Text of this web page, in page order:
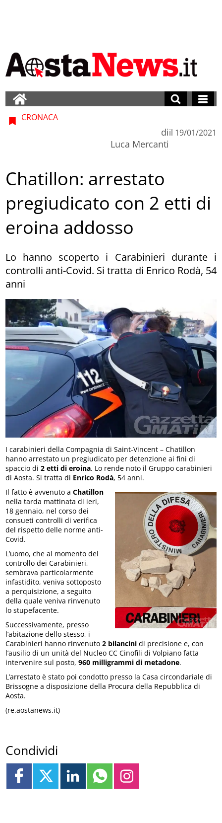
CRONACA
di
Luca Mercanti
il 19/01/2021
Chatillon: arrestato
pregiudicato con 2 etti di
eroina addosso
Lo hanno scoperto i Carabinieri durante i
controlli anti-Covid. Si tratta di Enrico Rodà, 54
anni
I carabinieri della Compagnia di Saint-Vincent – Chatillon
hanno arrestato un pregiudicato per detenzione ai fini di
spaccio di2 etti di eroina. Lo rende noto il Gruppo carabinieri
di Aosta. Si tratta di Enrico Rodà, 54 anni.
Il fatto è avvenuto aChatillon
nella tarda mattinata di ieri,
18 gennaio, nel corso dei
consueti controlli di verifica
del rispetto delle norme anti-
Covid.
L’uomo, che al momento del
controllo dei Carabinieri,
sembrava particolarmente
infastidito, veniva sottoposto
a perquisizione, a seguito
della quale veniva rinvenuto
lo stupefacente.
Successivamente, presso
l’abitazione dello stesso, i
Carabinieri hanno rinvenuto 2 bilancini di precisione e, con
l’ausilio di un unità del Nucleo CC Cinofili di Volpiano fatta
intervenire sul posto,960 milligrammi di metadone.
L’arrestato è stato poi condotto presso la Casa circondariale di
Brissogne a disposizione della Procura della Repubblica di
Aosta.
(re.aostanews.it)
Condividi